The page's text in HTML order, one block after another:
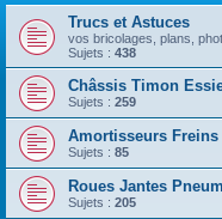
Trucs et Astuces
vos bricolages, plans,
Sujets : 438
Châssis Timon
Sujets : 259
Amortisseurs Freins
Sujets : 85
Roues Jantes
Sujets : 205